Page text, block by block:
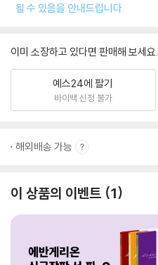
될 수 있음을 안내드립니다.
이미 소장하고 있다면 판매해 보세요.
예스24에 팔기
바이백 신청 불가
해외배송 가능
이 상품의 이벤트 1